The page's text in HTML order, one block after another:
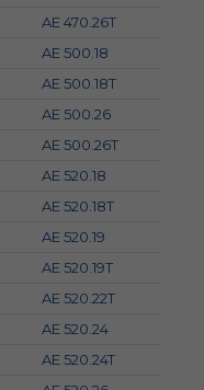
AE 470.26T
AE 500.18
AE 500.18T
AE 500.26
AE 500.26T
AE 520.18
AE 520.18T
AE 520.19
AE 520.19T
AE 520.22T
AE 520.24
AE 520.24T